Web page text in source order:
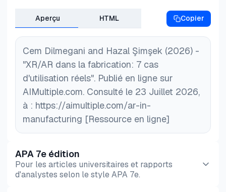
Aperçu HTML Copier
Cem Dilmegani and Hazal Şimşek (2026) -
"XR/AR dans la fabrication: 7 cas
d'utilisation réels". Publié en ligne sur
AIMultiple.com. Consulté le 23 Juillet 2026,
à : https://aimultiple.com/ar-in-
manufacturing [Ressource en ligne]
APA 7e édition
Pour les articles universitaires et rapports
d'analystes selon le style APA 7e.